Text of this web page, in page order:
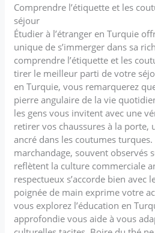
Comprendre l’étiquette et les
séjour
Étudier à l’étranger en Turquie
unique de s’immerger dans sa
comprendre l’étiquette et les
tirer le meilleur parti de votre
en Turquie, vous remarquerez
pierre angulaire de la vie
les gens vous invitent avec une
retirer vos chaussures à la porte,
ancré dans les coutumes
marchandage, souvent observés
reflètent la culture commerciale
respectueux s’accorde bien avec
poignée de main exprime votre
vous explorez l’éducation en
approfondie vous aide à vous